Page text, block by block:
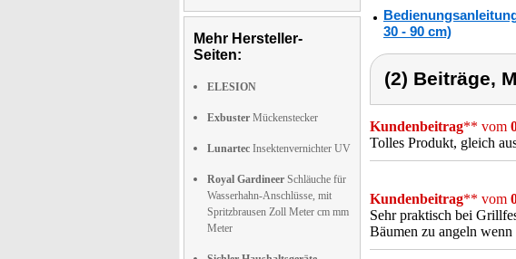
Mehr Hersteller-
Seiten:
ELESION
Exbuster Mückenstecker
Lunartec Insektenvernichter UV
Royal Gardineer Schläuche für
Wasserhahn-Anschlüsse, mit
Spritzbrausen Zoll Meter cm mm
Meter
30 - 90 cm)
(2) Beiträge,
Kundenbeitrag** vom
Tolles Produkt, gleich
Kundenbeitrag** vom
Sehr praktisch bei
Bäumen zu angeln